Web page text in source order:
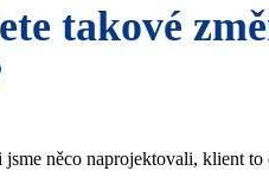
takové
jsme něco naprojektovali, klient